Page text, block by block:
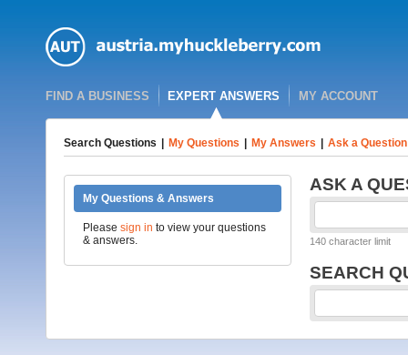
FIND A BUSINESS EXPERT ANSWERS MY ACCOUNT
Search Questions My Questions My Answers Ask a Question
My Questions & Answers
Please sign in to view your questions
& answers.
ASK A
140 character limit
SEARCH